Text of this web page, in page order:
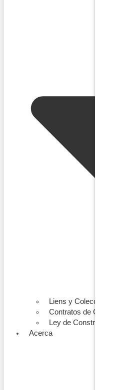
Liens y Colecciones
Contratos de Construcción
Ley de Construcción
Acerca